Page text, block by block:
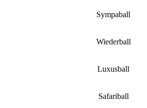
Sympaball
Wiederball
Luxusball
Safariball